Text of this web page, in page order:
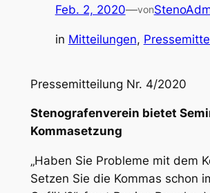
Feb. 2, 2020—von
in Mitteilungen,
Pressemitteilung Nr. 4/2020
Stenografenverein bietet
Kommasetzung
„Haben Sie Probleme mit dem
Setzen Sie die Kommas schon